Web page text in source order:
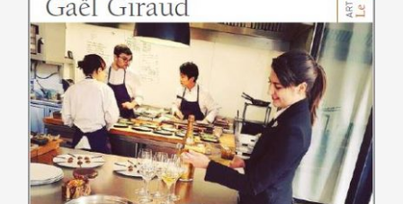
page
du
produit